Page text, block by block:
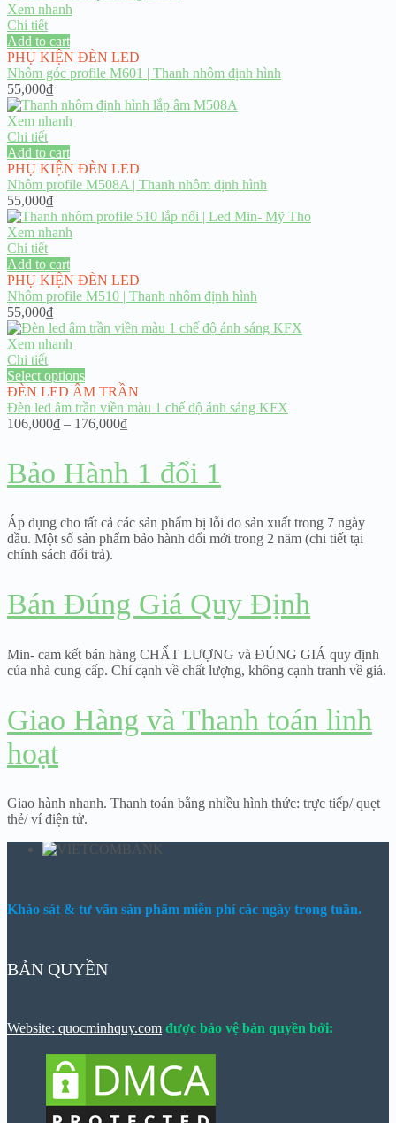
Xem nhanh
Chi tiết
Add to cart
PHỤ KIỆN ĐÈN LED
Nhôm góc profile M601 | Thanh nhôm định hình
55,000₫
Xem nhanh
Chi tiết
Add to cart
PHỤ KIỆN ĐÈN LED
Nhôm profile M508A | Thanh nhôm định hình
55,000₫
Xem nhanh
Chi tiết
Add to cart
PHỤ KIỆN ĐÈN LED
Nhôm profile M510 | Thanh nhôm định hình
55,000₫
Xem nhanh
Chi tiết
Select options
ĐÈN LED ÂM TRẦN
Đèn led âm trần viền màu 1 chế độ ánh sáng KFX
106,000₫ – 176,000₫Price
through
176,000₫
Bảo Hành 1 đổi 1
Áp dụng cho tất cả các sản phẩm bị lỗi do sản xuất trong 7 ngày
đầu. Một số sản phẩm bảo hành đổi mới trong 2 năm (chi tiết tại
chính sách đổi trả).
Bán Đúng Giá Quy Định
Min- cam kết bán hàng CHẤT LƯỢNG và ĐÚNG GIÁ quy định
của nhà cung cấp. Chỉ cạnh về chất lượng, không cạnh tranh về giá.
Giao Hàng và Thanh toán linh
hoạt
Giao hành nhanh. Thanh toán bằng nhiều hình thức: trực tiếp/ quẹt
thẻ/ ví điện tử.
Khảo sát & tư vấn sản phẩm miễn phí các ngày trong tuần.
BẢN QUYỀN
Website: quocminhquy.com được bảo vệ bản quyền bởi: